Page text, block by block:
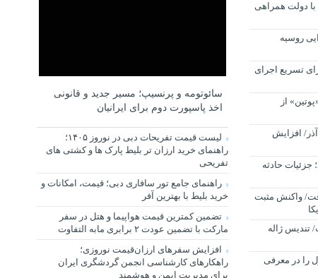
دولت همراهی
روسیه
تسریع اجرای
از
قیمت طلا و سکه امروز دوشنبه 24 آذر/ افزایش
حادثه‌
واکنش مثبت
تندیس ژاله
را در معرفی
سائوتومه و پرنسیپ؛ مسیر جدید و قانونی
اخذ پاسپورت دوم برای ایرانیان
لیست قیمت تفریحات دبی در نوروز ۱۴۰۵؛
راهنمای خرید ارزان تر بلیط پارک ها و کشتی های
تفریحی
راهنمای جامع تور سافاری دبی؛ قیمت، امکانات و
خرید بلیط با بهترین آفر
تضمین کمترین قیمت هواپیما و هتل در سفر
مارکت با تضمین عودت ۲ برابری مابه التفاوت
افزایش سفرهای ارزان‌قیمت نوروزی؛
راهکارهای کارشناسی انجمن گردشگری ایران
برای مدیریت ایمن و هوشمند